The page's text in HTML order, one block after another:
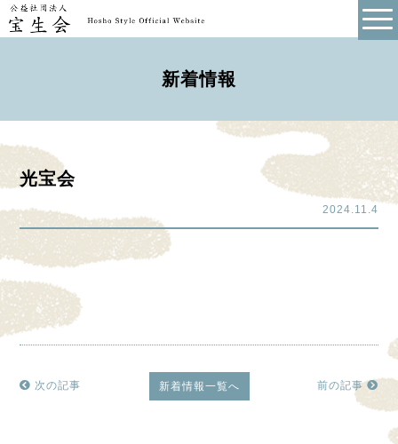
新着情報
光宝会
2024.11.4
次の記事 新着情報一覧へ 前の記事